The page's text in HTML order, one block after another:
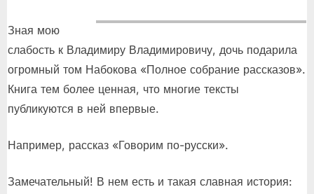
Зная мою
слабость к Владимиру Владимировичу, дочь подарила
огромный том Набокова «Полное собрание рассказов».
Книга тем более ценная, что многие тексты
публикуются в ней впервые.
Например, рассказ «Говорим по-русски».
Замечательный! В нем есть и такая славная история: